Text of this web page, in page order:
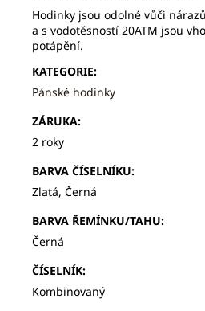
Hodinky jsou odolné vůči
a s vodotěsností 20ATM jsou
potápění.
KATEGORIE:
Pánské hodinky
ZÁRUKA:
2 roky
BARVA ČÍSELNÍKU:
Zlatá, Černá
BARVA ŘEMÍNKU/TAHU:
Černá
ČÍSELNÍK:
Kombinovaný